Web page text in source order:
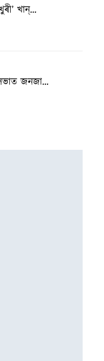
জনজা...